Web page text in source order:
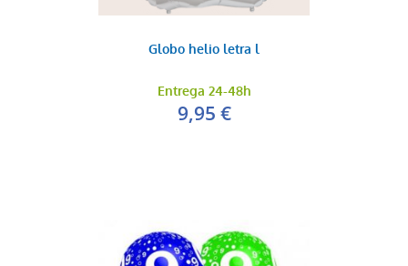
Globo helio letra l
Entrega 24-48h
9,95 €